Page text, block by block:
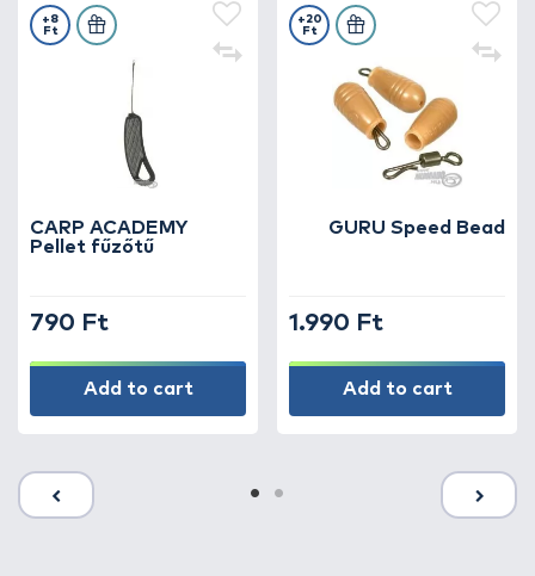
CARP ACADEMY
Pellet fűzőtű
+8
Ft
790 Ft
Add to cart
GURU Speed Bead
+20
Ft
1.990 Ft
Add to cart